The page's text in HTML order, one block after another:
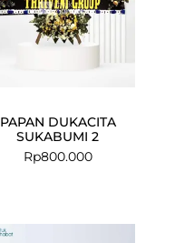
PAPAN DUKACITA
SUKABUMI 2
Rp800.000